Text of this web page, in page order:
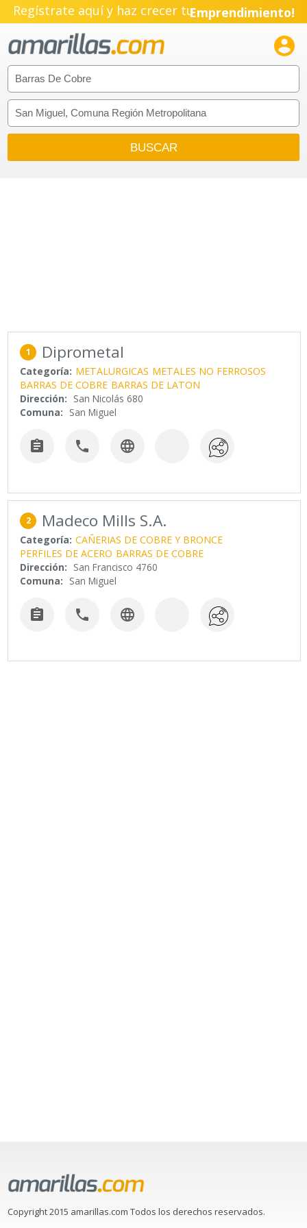
Regístrate aquí y haz crecer tuEmprendimiento!

1 Diprometal
Categoría: METALURGICAS METALES NO FERROSOS
BARRAS DE COBRE BARRAS DE LATON
Dirección: San Nicolás 680
Comuna: San Miguel
  
2 Madeco Mills S.A.
Categoría: CAÑERIAS DE COBRE Y BRONCE
PERFILES DE ACERO BARRAS DE COBRE
Dirección: San Francisco 4760
Comuna: San Miguel
  
Copyright 2015 amarillas.com Todos los derechos reservados.